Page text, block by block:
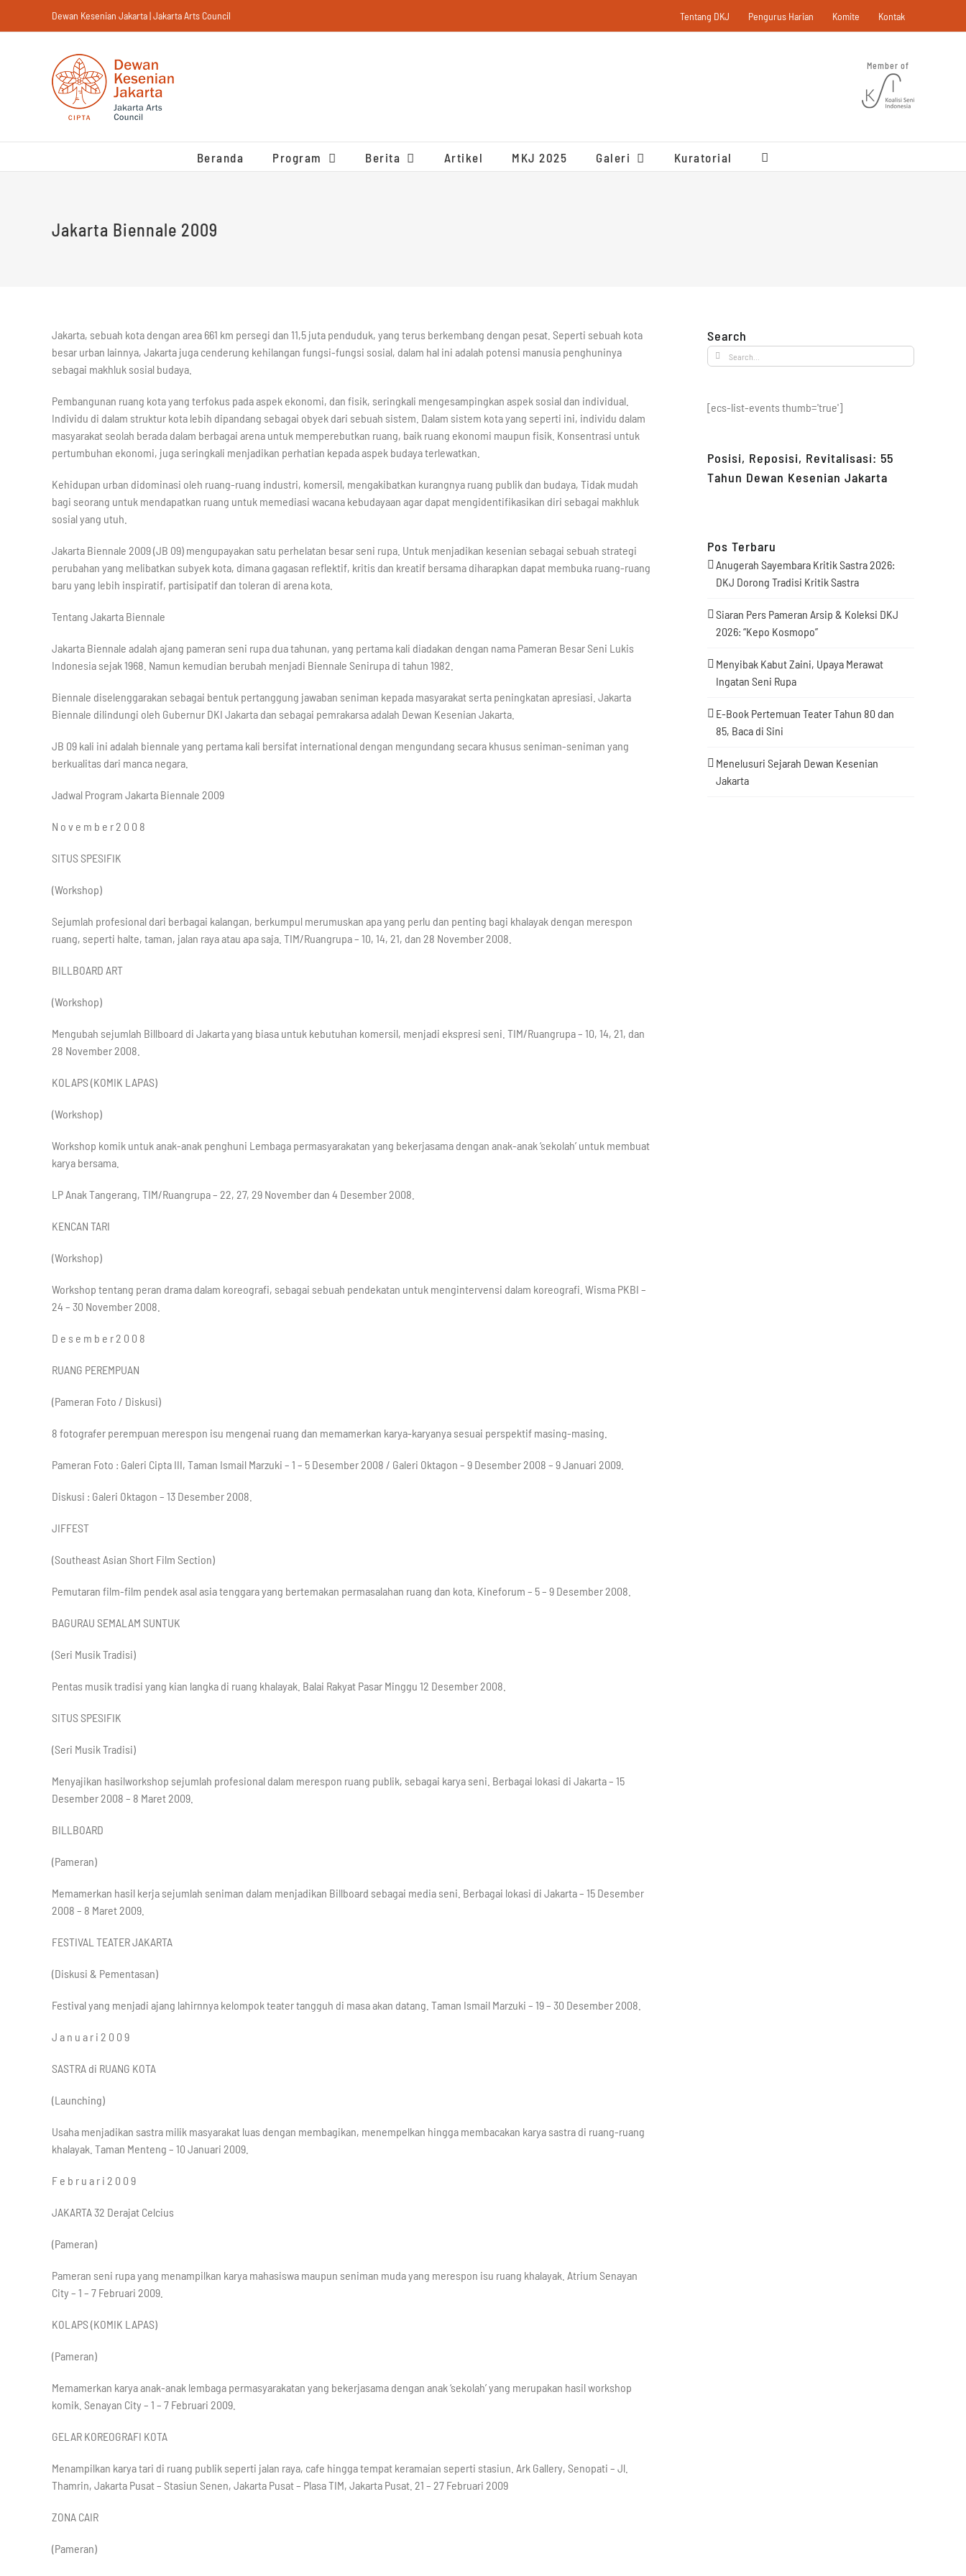
Dewan Kesenian Jakarta | Jakarta Arts Council Tentang DKJ Pengurus Harian Komite Kontak
Member of
Beranda Program Berita Artikel MKJ 2025 Galeri Kuratorial
Jakarta Biennale 2009
Jakarta, sebuah kota dengan area 661 km persegi dan 11,5 juta penduduk, yang terus berkembang dengan pesat. Seperti sebuah kota
besar urban lainnya, Jakarta juga cenderung kehilangan fungsi-fungsi sosial, dalam hal ini adalah potensi manusia penghuninya
sebagai makhluk sosial budaya.
Pembangunan ruang kota yang terfokus pada aspek ekonomi, dan fisik, seringkali mengesampingkan aspek sosial dan individual.
Individu di dalam struktur kota lebih dipandang sebagai obyek dari sebuah sistem. Dalam sistem kota yang seperti ini, individu dalam
masyarakat seolah berada dalam berbagai arena untuk memperebutkan ruang, baik ruang ekonomi maupun fisik. Konsentrasi untuk
pertumbuhan ekonomi, juga seringkali menjadikan perhatian kepada aspek budaya terlewatkan.
Kehidupan urban didominasi oleh ruang-ruang industri, komersil, mengakibatkan kurangnya ruang publik dan budaya, Tidak mudah
bagi seorang untuk mendapatkan ruang untuk memediasi wacana kebudayaan agar dapat mengidentifikasikan diri sebagai makhluk
sosial yang utuh.
Jakarta Biennale 2009 (JB 09) mengupayakan satu perhelatan besar seni rupa. Untuk menjadikan kesenian sebagai sebuah strategi
perubahan yang melibatkan subyek kota, dimana gagasan reflektif, kritis dan kreatif bersama diharapkan dapat membuka ruang-ruang
baru yang lebih inspiratif, partisipatif dan toleran di arena kota.
Tentang Jakarta Biennale
Jakarta Biennale adalah ajang pameran seni rupa dua tahunan, yang pertama kali diadakan dengan nama Pameran Besar Seni Lukis
Indonesia sejak 1968. Namun kemudian berubah menjadi Biennale Senirupa di tahun 1982.
Biennale diselenggarakan sebagai bentuk pertanggung jawaban seniman kepada masyarakat serta peningkatan apresiasi. Jakarta
Biennale dilindungi oleh Gubernur DKI Jakarta dan sebagai pemrakarsa adalah Dewan Kesenian Jakarta.
JB 09 kali ini adalah biennale yang pertama kali bersifat international dengan mengundang secara khusus seniman-seniman yang
berkualitas dari manca negara.
Jadwal Program Jakarta Biennale 2009
N o v e m b e r 2 0 0 8
SITUS SPESIFIK
(Workshop)
Sejumlah profesional dari berbagai kalangan, berkumpul merumuskan apa yang perlu dan penting bagi khalayak dengan merespon
ruang, seperti halte, taman, jalan raya atau apa saja. TIM/Ruangrupa – 10, 14, 21, dan 28 November 2008.
BILLBOARD ART
(Workshop)
Mengubah sejumlah Billboard di Jakarta yang biasa untuk kebutuhan komersil, menjadi ekspresi seni. TIM/Ruangrupa – 10, 14, 21, dan
28 November 2008.
KOLAPS (KOMIK LAPAS)
(Workshop)
Workshop komik untuk anak-anak penghuni Lembaga permasyarakatan yang bekerjasama dengan anak-anak ‘sekolah’ untuk membuat
karya bersama.
LP Anak Tangerang, TIM/Ruangrupa – 22, 27, 29 November dan 4 Desember 2008.
KENCAN TARI
(Workshop)
Workshop tentang peran drama dalam koreografi, sebagai sebuah pendekatan untuk mengintervensi dalam koreografi. Wisma PKBI –
24 – 30 November 2008.
D e s e m b e r 2 0 0 8
RUANG PEREMPUAN
(Pameran Foto / Diskusi)
8 fotografer perempuan merespon isu mengenai ruang dan memamerkan karya-karyanya sesuai perspektif masing-masing.
Pameran Foto : Galeri Cipta III, Taman Ismail Marzuki – 1 – 5 Desember 2008 / Galeri Oktagon – 9 Desember 2008 – 9 Januari 2009.
Diskusi : Galeri Oktagon – 13 Desember 2008.
JIFFEST
(Southeast Asian Short Film Section)
Pemutaran film-film pendek asal asia tenggara yang bertemakan permasalahan ruang dan kota. Kineforum – 5 – 9 Desember 2008.
BAGURAU SEMALAM SUNTUK
(Seri Musik Tradisi)
Pentas musik tradisi yang kian langka di ruang khalayak. Balai Rakyat Pasar Minggu 12 Desember 2008.
SITUS SPESIFIK
(Seri Musik Tradisi)
Menyajikan hasilworkshop sejumlah profesional dalam merespon ruang publik, sebagai karya seni. Berbagai lokasi di Jakarta – 15
Desember 2008 – 8 Maret 2009.
BILLBOARD
(Pameran)
Memamerkan hasil kerja sejumlah seniman dalam menjadikan Billboard sebagai media seni. Berbagai lokasi di Jakarta – 15 Desember
2008 – 8 Maret 2009.
FESTIVAL TEATER JAKARTA
(Diskusi & Pementasan)
Festival yang menjadi ajang lahirnnya kelompok teater tangguh di masa akan datang. Taman Ismail Marzuki – 19 – 30 Desember 2008.
J a n u a r i 2 0 0 9
SASTRA di RUANG KOTA
(Launching)
Usaha menjadikan sastra milik masyarakat luas dengan membagikan, menempelkan hingga membacakan karya sastra di ruang-ruang
khalayak. Taman Menteng – 10 Januari 2009.
F e b r u a r i 2 0 0 9
JAKARTA 32 Derajat Celcius
(Pameran)
Pameran seni rupa yang menampilkan karya mahasiswa maupun seniman muda yang merespon isu ruang khalayak. Atrium Senayan
City – 1 – 7 Februari 2009.
KOLAPS (KOMIK LAPAS)
(Pameran)
Memamerkan karya anak-anak lembaga permasyarakatan yang bekerjasama dengan anak ‘sekolah’ yang merupakan hasil workshop
komik. Senayan City – 1 – 7 Februari 2009.
GELAR KOREOGRAFI KOTA
Menampilkan karya tari di ruang publik seperti jalan raya, cafe hingga tempat keramaian seperti stasiun. Ark Gallery, Senopati – Jl.
Thamrin, Jakarta Pusat – Stasiun Senen, Jakarta Pusat – Plasa TIM, Jakarta Pusat. 21 – 27 Februari 2009
ZONA CAIR
(Pameran)
Search
Search
for:
[ecs-list-events thumb='true']
Posisi, Reposisi, Revitalisasi: 55
Tahun Dewan Kesenian Jakarta
Pos Terbaru
Anugerah Sayembara Kritik Sastra 2026:
DKJ Dorong Tradisi Kritik Sastra
Siaran Pers Pameran Arsip & Koleksi DKJ
2026: “Kepo Kosmopo”
Menyibak Kabut Zaini, Upaya Merawat
Ingatan Seni Rupa
E-Book Pertemuan Teater Tahun 80 dan
85, Baca di Sini
Menelusuri Sejarah Dewan Kesenian
Jakarta